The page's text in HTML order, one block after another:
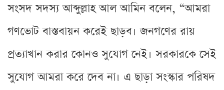
সংসদ সদস্য আব্দুল্লাহ আল আমিন বলেন, “আমরা
গণভোট বাস্তবায়ন করেই ছাড়ব। জনগণের রায়
প্রত্যাখান করার কোনও সুযোগ নেই। সরকারকে সেই
সুযোগ আমরা করে দেব না। এ ছাড়া সংস্কার পরিষদ